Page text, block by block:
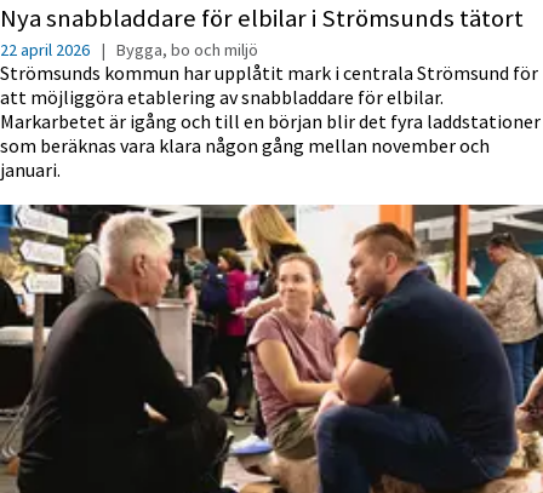
Nya snabbladdare för elbilar i Strömsunds tätort
22 april 2026 | Bygga, bo och miljö
Strömsunds kommun har upplåtit mark i centrala Strömsund för
att möjliggöra etablering av snabbladdare för elbilar.
Markarbetet är igång och till en början blir det fyra laddstationer
som beräknas vara klara någon gång mellan november och
januari.